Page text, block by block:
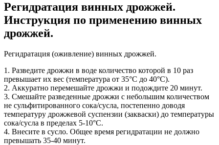
Регидратация винных дрожжей.
Инструкция по применению винных
дрожжей.
Регидратация (оживление) винных дрожжей.
1. Разведите дрожжи в воде количество которой в 10 раз
превышает их вес (температура от 35°C до 40°C).
2. Аккуратно перемешайте дрожжи и подождите 20 минут.
3. Смешайте разведенные дрожжи с небольшим количеством
не сульфитированного сока/сусла, постепенно доводя
температуру дрожжевой суспензии (закваски) до температуры
сока/сусла в пределах 5-10°C.
4. Внесите в сусло. Общее время регидратации не должно
превышать 35-40 минут.